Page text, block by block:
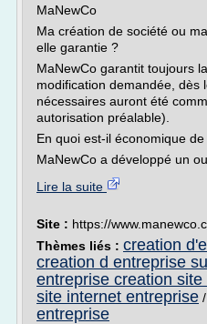
MaNewCo
Ma création de société ou
elle garantie ?
MaNewCo garantit toujours
modification demandée, dès
nécessaires auront été
autorisation préalable).
En quoi est-il économique
MaNewCo a développé un
Lire la suite
Site : https://
Thèmes liés : creation
creation d entreprise
entreprise creation site
site internet entreprise /
entreprise